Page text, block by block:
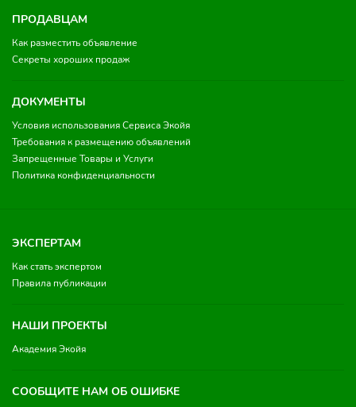
ПРОДАВЦАМ
Как разместить объявление
Секреты хороших продаж
ДОКУМЕНТЫ
Условия использования Сервиса Экойя
Требования к размещению объявлений
Запрещенные Товары и Услуги
Политика конфиденциальности
ЭКСПЕРТАМ
Как стать экспертом
Правила публикации
НАШИ ПРОЕКТЫ
Академия Экойя
СООБЩИТЕ НАМ ОБ ОШИБКЕ